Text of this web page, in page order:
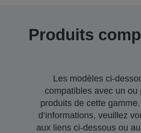
Produits
Les modèles ci-
compatibles avec un ou
produits de cette
d’informations, veuillez
aux liens ci-dessous ou